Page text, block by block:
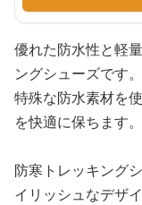
優れた防水性と軽
ングシューズです。
特殊な防水素材を
を快適に保ちます。
防寒トレッキング
イリッシュなデザ